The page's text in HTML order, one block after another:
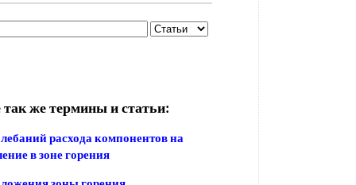
же термины и статьи:
расхода компонентов на
в зоне горения